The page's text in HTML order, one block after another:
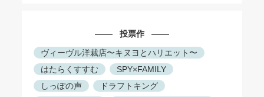
投票作
ヴィーヴル洋裁店〜キヌヨとハリエット〜
はたらくすすむ
SPY×FAMILY
しっぽの声
ドラフトキング